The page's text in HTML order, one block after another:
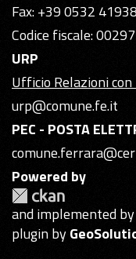
Fax: +39 0532
Codice fiscale:
URP
Ufficio Relazioni
urp@comune.fe.it
PEC - POSTA
Powered by
and implemented by
plugin by